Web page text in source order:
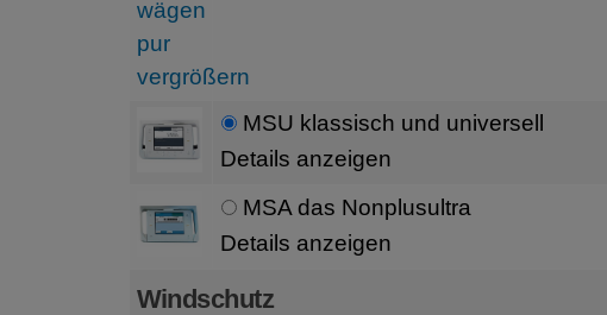
MSU klassisch und universell
Details anzeigen
MSA das Nonplusultra
Details anzeigen
Windschutz